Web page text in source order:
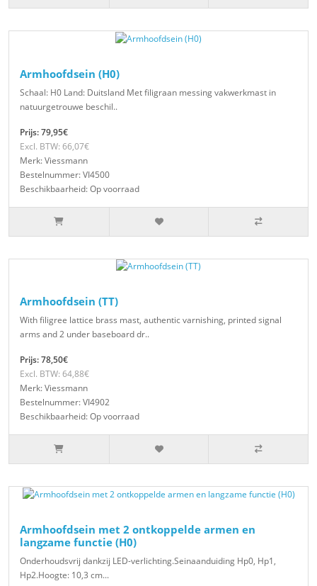
Armhoofdsein (H0)
Schaal: H0 Land: Duitsland Met filigraan messing vakwerkmast in
natuurgetrouwe beschil..
Prijs: 79,95€
Excl. BTW: 66,07€
Merk: Viessmann
Bestelnummer: VI4500
Beschikbaarheid: Op voorraad
Armhoofdsein (TT)
With filigree lattice brass mast, authentic varnishing, printed signal
arms and 2 under baseboard dr..
Prijs: 78,50€
Excl. BTW: 64,88€
Merk: Viessmann
Bestelnummer: VI4902
Beschikbaarheid: Op voorraad
Armhoofdsein met 2 ontkoppelde armen en
langzame functie (H0)
Onderhoudsvrij dankzij LED-verlichting.Seinaanduiding Hp0, Hp1,
Hp2.Hoogte: 10,3 cm...